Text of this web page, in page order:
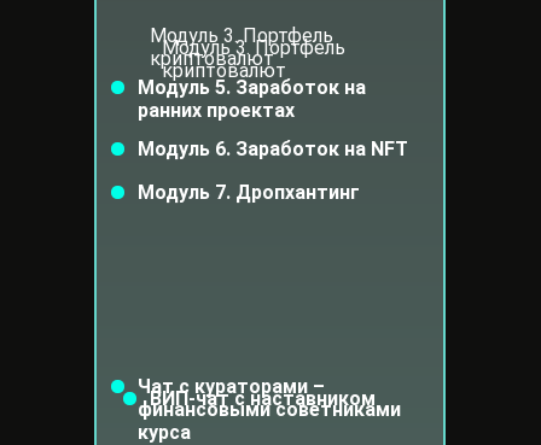
Модуль 5. Заработок на
ранних проектах
Модуль 6. Заработок на NFT
Модуль 7. Дропхантинг
Чат с кураторами –
финансовыми советниками
курса
Модуль 3. Портфель
криптовалют
Модуль 3. Портфель
криптовалют
ВИП-чат с наставником